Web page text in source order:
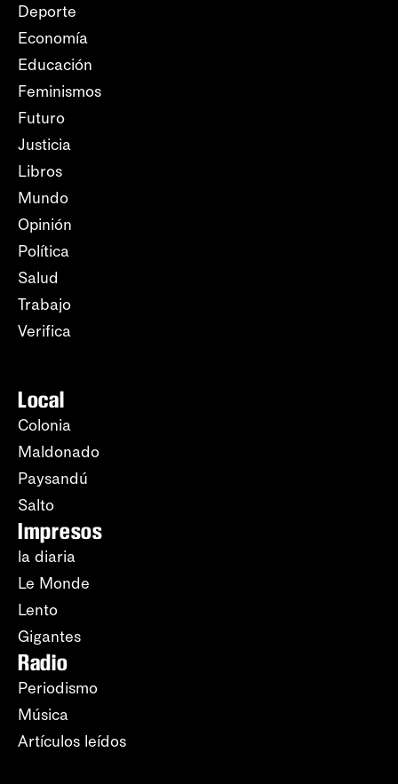
Deporte
Economía
Educación
Feminismos
Futuro
Justicia
Libros
Mundo
Opinión
Política
Salud
Trabajo
Verifica
Local
Colonia
Maldonado
Paysandú
Salto
Impresos
la diaria
Le Monde
Lento
Gigantes
Radio
Periodismo
Música
Artículos leídos